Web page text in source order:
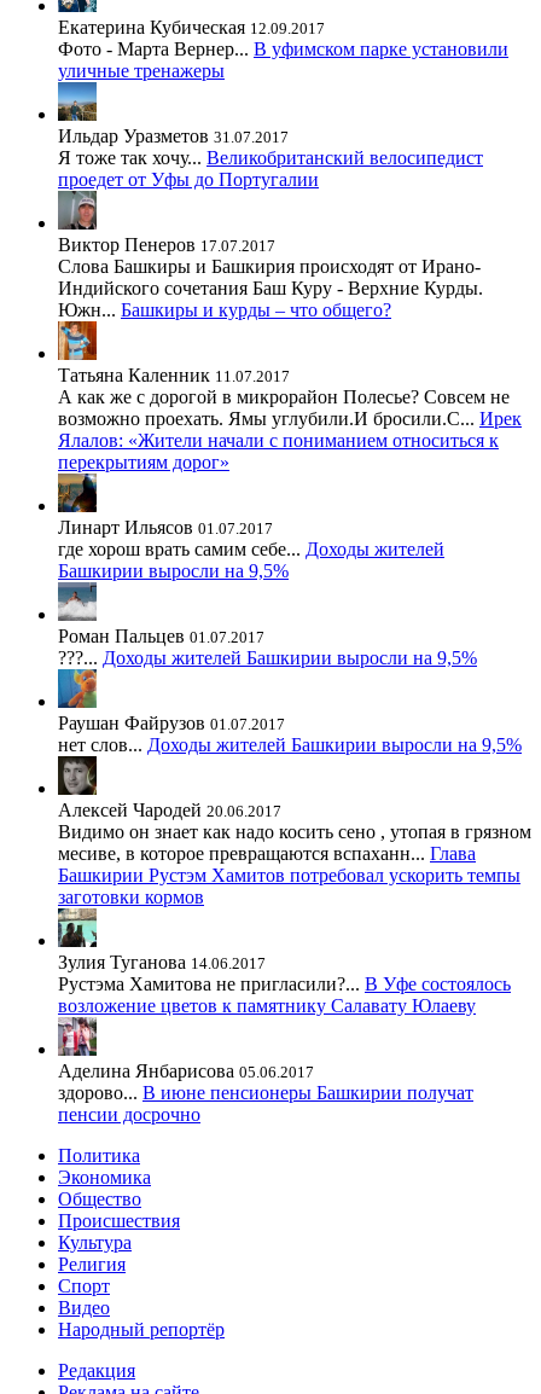
Екатерина Кубическая 12.09.2017
Фото - Марта Вернер... В уфимском парке установили
уличные тренажеры
Ильдар Уразметов 31.07.2017
Я тоже так хочу... Великобританский велосипедист
проедет от Уфы до Португалии
Виктор Пенеров 17.07.2017
Слова Башкиры и Башкирия происходят от Ирано-
Индийского сочетания Баш Куру - Верхние Курды.
Южн... Башкиры и курды – что общего?
Татьяна Каленник 11.07.2017
А как же с дорогой в микрорайон Полесье? Совсем не
возможно проехать. Ямы углубили.И бросили.С... Ирек
Ялалов: «Жители начали с пониманием относиться к
перекрытиям дорог»
Линарт Ильясов 01.07.2017
где хорош врать самим себе... Доходы жителей
Башкирии выросли на 9,5%
Роман Пальцев 01.07.2017
???... Доходы жителей Башкирии выросли на 9,5%
Раушан Файрузов 01.07.2017
нет слов... Доходы жителей Башкирии выросли на 9,5%
Алексей Чародей 20.06.2017
Видимо он знает как надо косить сено , утопая в грязном
месиве, в которое превращаются вспаханн... Глава
Башкирии Рустэм Хамитов потребовал ускорить темпы
заготовки кормов
Зулия Туганова 14.06.2017
Рустэма Хамитова не пригласили?... В Уфе состоялось
возложение цветов к памятнику Салавату Юлаеву
Аделина Янбарисова 05.06.2017
здорово... В июне пенсионеры Башкирии получат
пенсии досрочно
Политика
Экономика
Общество
Происшествия
Культура
Религия
Спорт
Видео
Народный репортёр
Редакция